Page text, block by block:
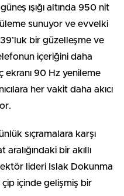
ışığı altında 950 nit
sunuyor ve evvelki
bir güzelleşme ve
içeriğini daha
ekranı 90 Hz yenileme
her vakit daha akıcı
sıçramalara karşı
bir akıllı
lideri Islak Dokunma
içinde gelişmiş bir